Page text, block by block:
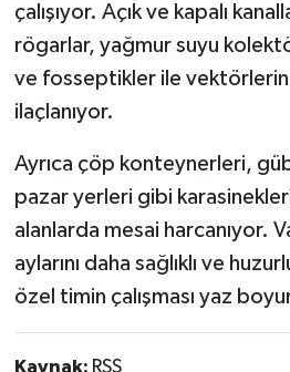
çalışıyor. Açık ve kapalı
rögarlar, yağmur suyu
ve fosseptikler ile vektörlerin
ilaçlanıyor.
Ayrıca çöp konteynerleri,
pazar yerleri gibi
alanlarda mesai harcanıyor.
aylarını daha sağlıklı ve
özel timin çalışması yaz
Kaynak: RSS